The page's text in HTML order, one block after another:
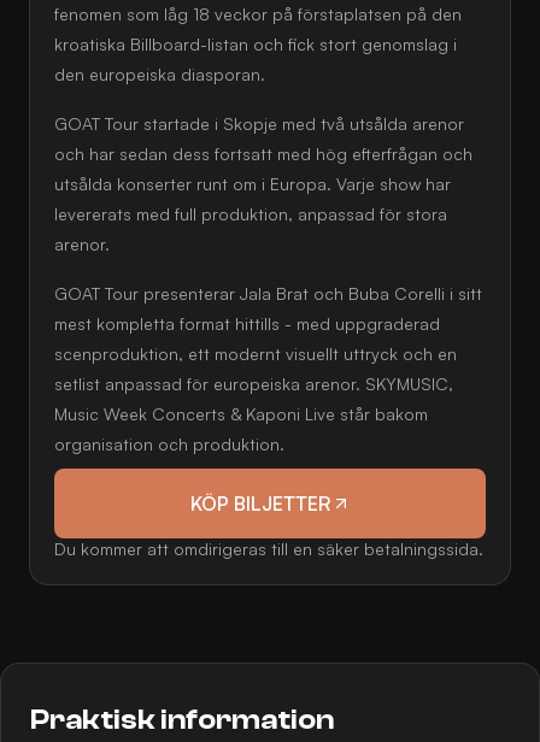
fenomen som låg 18 veckor på förstaplatsen på den
kroatiska Billboard-listan och fick stort genomslag i
den europeiska diasporan.
GOAT Tour startade i Skopje med två utsålda arenor
och har sedan dess fortsatt med hög efterfrågan och
utsålda konserter runt om i Europa. Varje show har
levererats med full produktion, anpassad för stora
arenor.
GOAT Tour presenterar Jala Brat och Buba Corelli i sitt
mest kompletta format hittills - med uppgraderad
scenproduktion, ett modernt visuellt uttryck och en
setlist anpassad för europeiska arenor. SKYMUSIC,
Music Week Concerts & Kaponi Live står bakom
organisation och produktion.
KÖP BILJETTER
Du kommer att omdirigeras till en säker betalningssida.
Praktisk information